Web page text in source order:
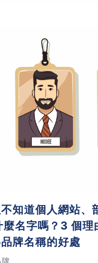
知道個人網站、
名字嗎？3 個理
牌名稱的好處